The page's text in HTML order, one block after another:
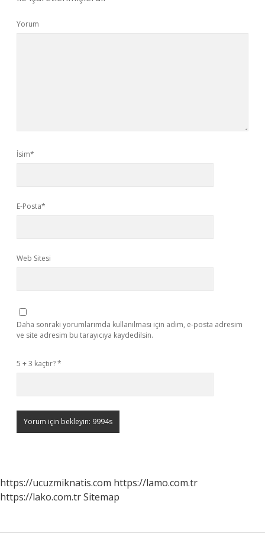
Yorum
İsim*
E-Posta*
Web Sitesi
Daha sonraki yorumlarımda kullanılması için adım, e-posta adresim
ve site adresim bu tarayıcıya kaydedilsin.
5 + 3 kaçtır?*
https://ucuzmiknatis.com https://lamo.com.tr
https://lako.com.trSitemap